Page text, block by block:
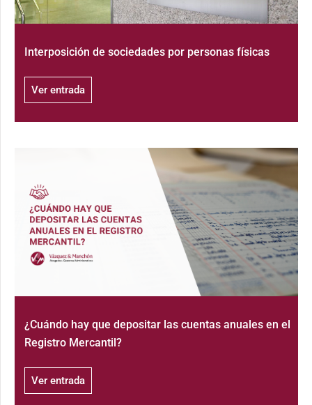
Interposición de sociedades por personas físicas
Ver entrada
¿Cuándo hay que depositar las cuentas anuales en el
Registro Mercantil?
Ver entrada